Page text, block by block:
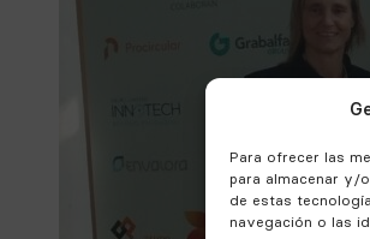
Para ofrecer las
para almacenar y/
de estas
navegación o las